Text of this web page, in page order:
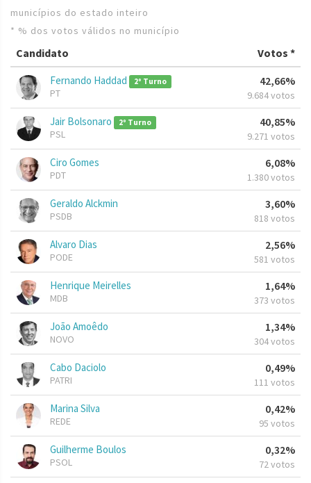
municípios do estado inteiro
* % dos votos válidos no município
Candidato Votos *
Fernando Haddad 2º Turno
PT
42,66%
9.684 votos
Jair Bolsonaro 2º Turno
PSL
40,85%
9.271 votos
Ciro Gomes
PDT
6,08%
1.380 votos
Geraldo Alckmin
PSDB
3,60%
818 votos
Alvaro Dias
PODE
2,56%
581 votos
Henrique Meirelles
MDB
1,64%
373 votos
João Amoêdo
NOVO
1,34%
304 votos
Cabo Daciolo
PATRI
0,49%
111 votos
Marina Silva
REDE
0,42%
95 votos
Guilherme Boulos
PSOL
0,32%
72 votos